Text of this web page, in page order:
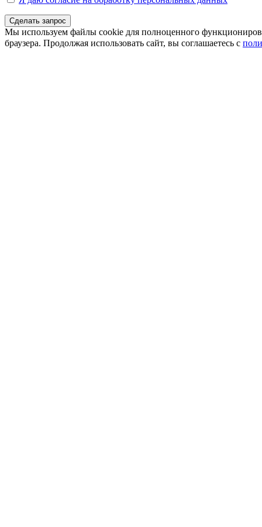
Сделать запрос
Мы используем файлы cookie для полноценного
браузера. Продолжая использовать сайт, вы соглашаетесь с